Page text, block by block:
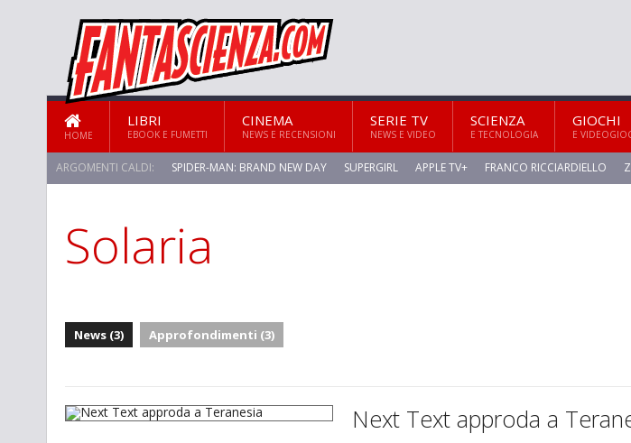
HOME
LIBRI
EBOOK E FUMETTI
CINEMA
NEWS E RECENSIONI
SERIE TV
NEWS E VIDEO
SCIENZA
E TECNOLOGIA
GIOCHI
E
ARGOMENTI CALDI: SPIDER-MAN: BRAND NEW DAY SUPERGIRL APPLE TV+ FRANCO RICCIARDIELLO
Solaria
News (3) Approfondimenti (3)
Next Text approda a